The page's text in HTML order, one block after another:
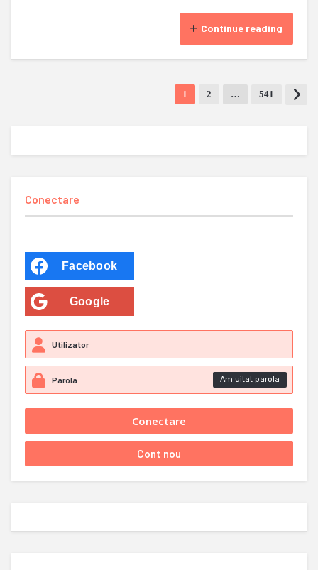
Continue reading
1 2 … 541
Conectare
Facebook
Google
Am uitat parola